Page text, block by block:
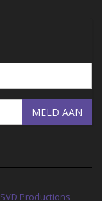
MELD AAN
SVD Productions